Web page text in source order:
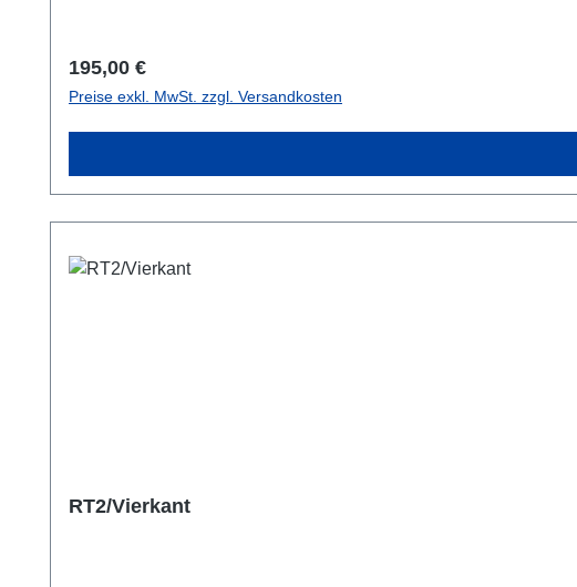
Regulärer Preis:
195,00 €
Preise exkl. MwSt. zzgl. Versandkosten
RT2/Vierkant